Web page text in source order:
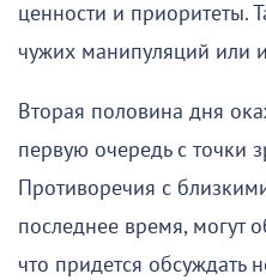
ценности и приоритеты.
чужих манипуляций или
Вторая половина дня
первую очередь с точки
Противоречия с
последнее время, могут
что придется обсуждать